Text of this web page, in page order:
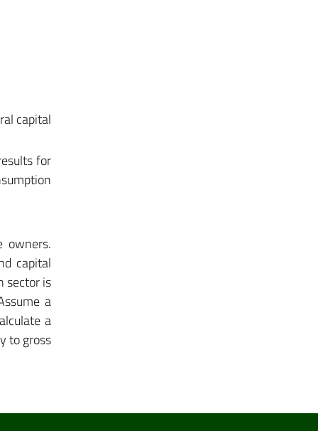
capital
for
owners.
capital
sector is
a
a
to gross